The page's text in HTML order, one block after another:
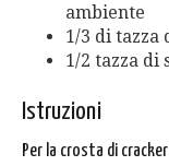
ambiente
1/3 di tazza
1/2 tazza di
Istruzioni
Per la crosta di